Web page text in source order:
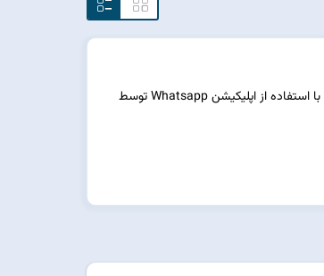
در اختیار قرار دادن قابلیت برقراری تماس و گفتگو با مسئولان فروشگاه با استفاده از اپلیکیشن Whatsapp توسط